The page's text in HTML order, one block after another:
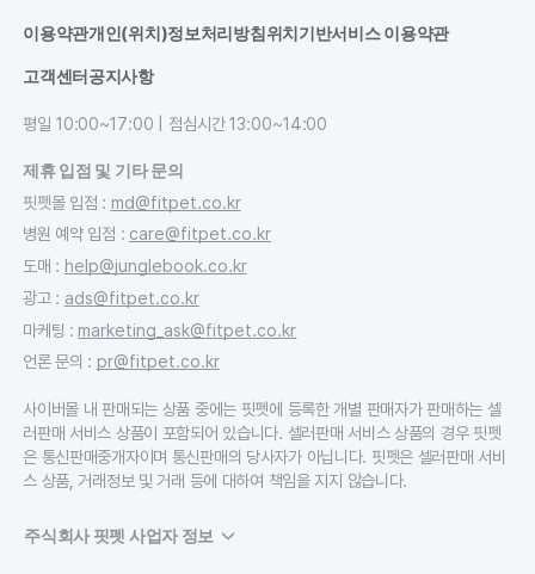
이용약관개인(위치)정보처리방침위치기반서비스 이용약관
고객센터공지사항
평일 10:00~17:00 | 점심시간 13:00~14:00
제휴 입점 및 기타 문의
핏펫몰 입점 : md@fitpet.co.kr
병원 예약 입점 : care@fitpet.co.kr
도매 : help@junglebook.co.kr
광고: ads@fitpet.co.kr
마케팅 : marketing_ask@fitpet.co.kr
언론 문의 : pr@fitpet.co.kr
사이버몰 내 판매되는 상품 중에는 핏펫에 등록한 개별 판매자가 판매하는 셀
러판매 서비스 상품이 포함되어 있습니다. 셀러판매 서비스 상품의 경우 핏펫
은 통신판매중개자이며 통신판매의 당사자가 아닙니다. 핏펫은 셀러판매 서비
스 상품, 거래정보 및 거래 등에 대하여 책임을 지지 않습니다.
주식회사 핏펫 사업자 정보